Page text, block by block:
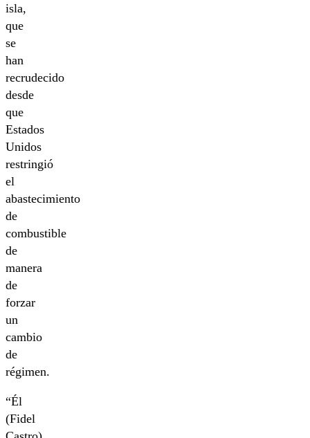
isla,
que
se
han
recrudecido
desde
que
Estados
Unidos
restringió
el
abastecimiento
de
combustible
de
manera
de
forzar
un
cambio
de
régimen.
“Él
(Fidel